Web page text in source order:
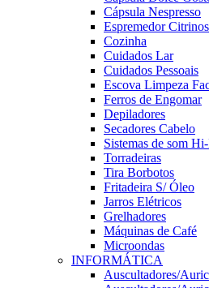
Cápsula Nespresso
Espremedor Citrinos
Cozinha
Cuidados Lar
Cuidados Pessoais
Escova Limpeza
Ferros de Engomar
Depiladores
Secadores Cabelo
Sistemas de som
Torradeiras
Tira Borbotos
Fritadeira S/ Óleo
Jarros Elétricos
Grelhadores
Máquinas de Café
Microondas
INFORMÁTICA
Auscultadores/